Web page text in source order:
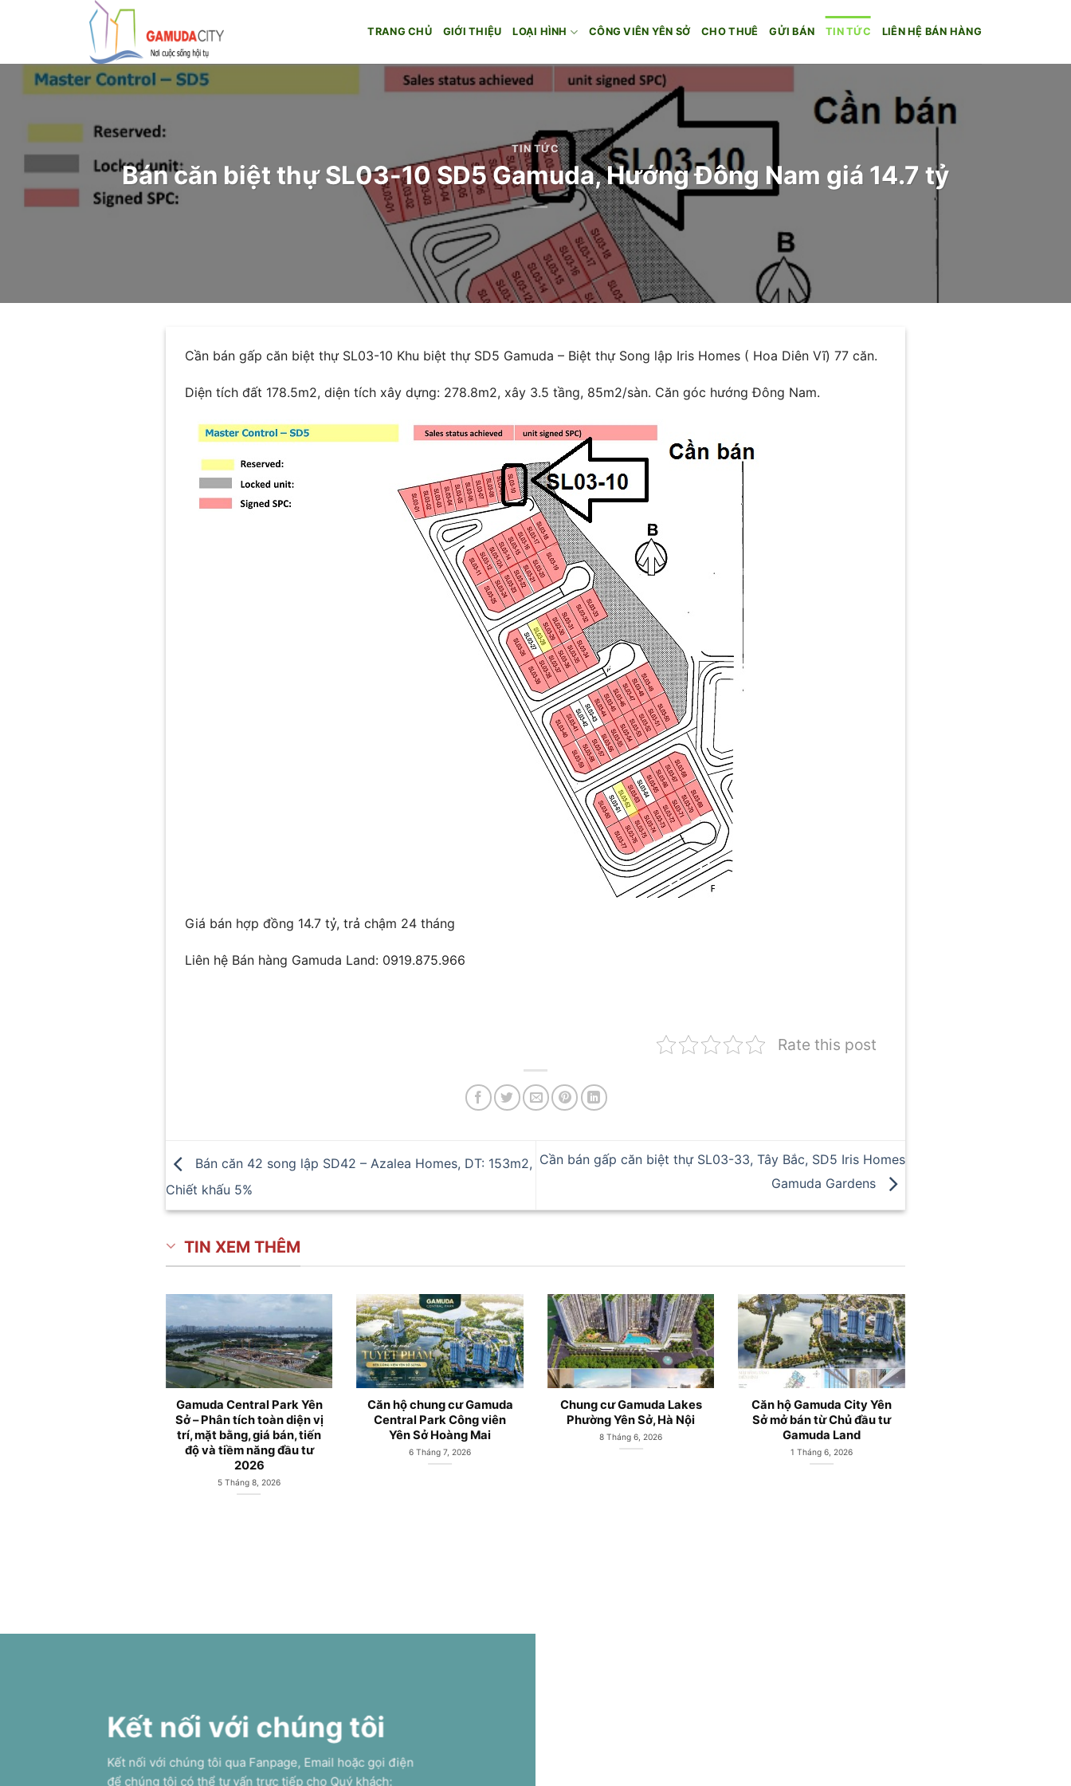
dung
TRANG CHỦ GIỚI THIỆU LOẠI HÌNH CÔNG VIÊN YÊN SỞ CHO THUÊ GỬI BÁN TIN TỨC LIÊN HỆ BÁN HÀNG
TIN TỨC
Bán căn biệt thự SL03-10 SD5 Gamuda, Hướng Đông Nam giá 14.7 tỷ
Cần bán gấp căn biệt thự SL03-10 Khu biệt thự SD5 Gamuda – Biệt thự Song lập Iris Homes ( Hoa Diên Vĩ) 77 căn.
Diện tích đất 178.5m2, diện tích xây dựng: 278.8m2, xây 3.5 tầng, 85m2/sàn. Căn góc hướng Đông Nam.
Giá bán hợp đồng 14.7 tỷ, trả chậm 24 tháng
Liên hệ Bán hàng Gamuda Land: 0919.875.966
Rate this post
Bán căn 42 song lập SD42 – Azalea Homes, DT: 153m2,
Chiết khấu 5%
Cần bán gấp căn biệt thự SL03-33, Tây Bắc, SD5 Iris Homes
Gamuda Gardens
TIN XEM THÊM
Căn hộ chung cư Gamuda
Chung cư Gamuda Lakes
Phường Yên Sở, Hà Nội
8 Tháng 6, 2026
Căn hộ Gamuda City Yên
Sở mở bán từ Chủ đầu tư
Gamuda Land
1 Tháng 6, 2026
Gamuda City Hà Nội và
Công viên Hồ Yên Sở
Hoàng Mai
Căn hộ chung cư Gamuda
City Yên Sở mở bán từ
CĐT Gamuda Land
19 Tháng 5, 2026
Kết nối với chúng tôi
Kết nối với chúng tôi qua Fanpage, Email hoặc gọi điện
để chúng tôi có thể tư vấn trực tiếp cho Quý khách: